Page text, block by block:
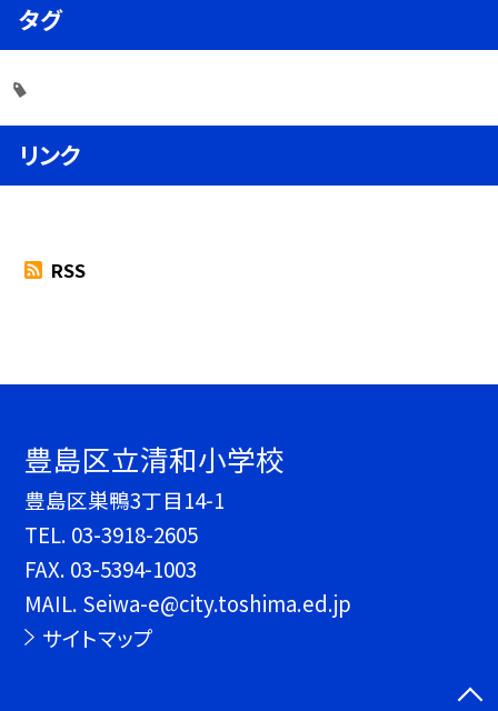
タグ
リンク
RSS
豊島区立清和小学校
豊島区巣鴨3丁目14-1
TEL. 03-3918-2605
FAX. 03-5394-1003
MAIL. Seiwa-e@city.toshima.ed.jp
サイトマップ